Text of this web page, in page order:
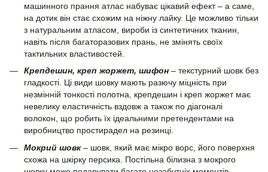
машинного прання атлас набуває цікавий ефект – а саме,
на дотик він стає схожим на ніжну лайку. Це можливо тільки
з натуральним атласом, вироби із синтетичних тканин,
навіть після багаторазових прань, не змінять своїх
тактильних властивостей.
Крепдешин, креп жоржет, шифон – текстурний шовк без
гладкості. Ці види шовку мають разючу міцність при
незмінній тонкості полотна, крепдешин і креп жоржет має
невелику еластичність вздовж а також по діагоналі
волокон, що робить їх ідеальними претендентами на
виробництво простирадел на резинці.
Мокрий шовк– шовк, який має мікро ворс, його поверхня
схожа на шкірку персика. Постільна білизна з мокрого